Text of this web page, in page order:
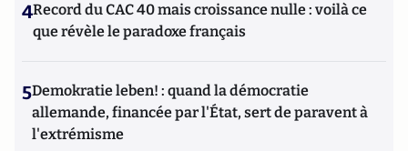
4Record du CAC 40 mais croissance nulle : voilà ce
que révèle le paradoxe français
5Demokratie leben! : quand la démocratie
allemande, financée par l'État, sert de paravent à
l'extrémisme